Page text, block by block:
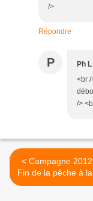
/>
Répondre
P Ph L
<br /
/>
< Campagne 2012-2013 :
Fin de la pêche à la
saint-